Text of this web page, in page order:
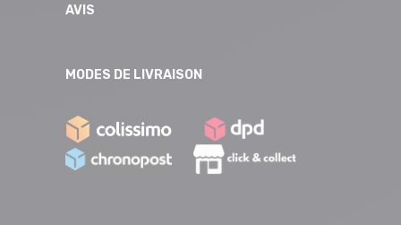
AVIS
MODES DE LIVRAISON